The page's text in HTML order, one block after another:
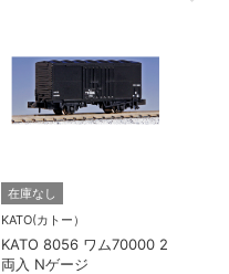
在庫なし
KATO(カトー）
KATO 8056 ワム70000 2
両入 Nゲージ